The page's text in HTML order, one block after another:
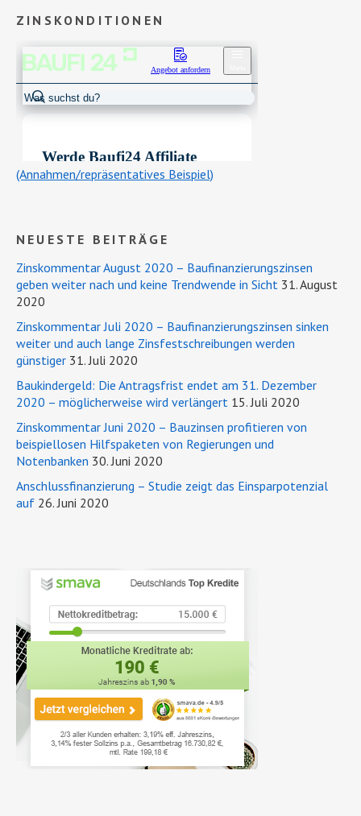
ZINSKONDITIONEN
(Annahmen/repräsentatives Beispiel)
NEUESTE BEITRÄGE
Zinskommentar August 2020 – Baufinanzierungszinsen
geben weiter nach und keine Trendwende in Sicht 31. August
2020
Zinskommentar Juli 2020 – Baufinanzierungszinsen sinken
weiter und auch lange Zinsfestschreibungen werden
günstiger 31. Juli 2020
Baukindergeld: Die Antragsfrist endet am 31. Dezember
2020 – möglicherweise wird verlängert 15. Juli 2020
Zinskommentar Juni 2020 – Bauzinsen profitieren von
beispiellosen Hilfspaketen von Regierungen und
Notenbanken 30. Juni 2020
Anschlussfinanzierung – Studie zeigt das Einsparpotenzial
auf 26. Juni 2020